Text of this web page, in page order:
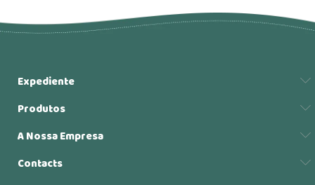
Expediente
Produtos
A Nossa Empresa
Contacts